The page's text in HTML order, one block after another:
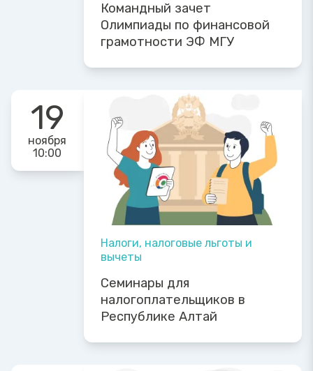
Командный зачет
Олимпиады по финансовой
грамотности ЭФ МГУ
19
ноября
10:00
Налоги, налоговые льготы и
вычеты
Семинары для
налогоплательщиков в
Республике Алтай